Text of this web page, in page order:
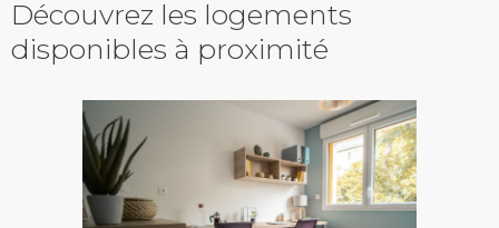
Découvrez les logements
disponibles à proximité